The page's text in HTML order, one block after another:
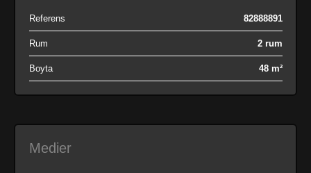
Referens 82888891
Rum 2 rum
Boyta 48 m²
Medier